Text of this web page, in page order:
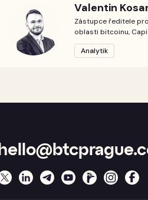
Valentin
Zástupce ředitele
oblasti bitcoinu,
Analytik